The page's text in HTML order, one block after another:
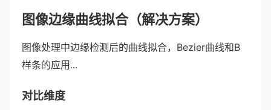
图像边缘曲线拟合（解决方案）
图像处理中边缘检测后的曲线拟合，Bezier曲线和B
样条的应用...
对比维度